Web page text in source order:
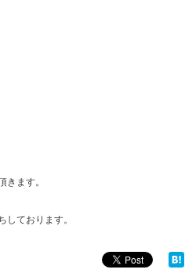
きます。
しております。